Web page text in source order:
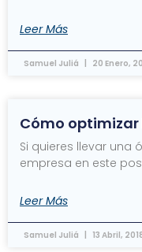
Leer Más
Samuel Juliá 20 Enero,
Cómo
Si quieres llevar una
empresa en este
Leer Más
Samuel Juliá 13 Abril,